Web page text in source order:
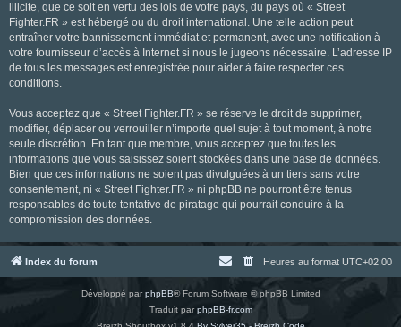
illicite, que ce soit en vertu des lois de votre pays, du pays où « Street
Fighter.FR » est hébergé ou du droit international. Une telle action peut
entraîner votre bannissement immédiat et permanent, avec une notification à
votre fournisseur d’accès à Internet si nous le jugeons nécessaire. L’adresse IP
de tous les messages est enregistrée pour aider à faire respecter ces
conditions.
Vous acceptez que « Street Fighter.FR » se réserve le droit de supprimer,
modifier, déplacer ou verrouiller n’importe quel sujet à tout moment, à notre
seule discrétion. En tant que membre, vous acceptez que toutes les
informations que vous saisissez soient stockées dans une base de données.
Bien que ces informations ne soient pas divulguées à un tiers sans votre
consentement, ni « Street Fighter.FR » ni phpBB ne pourront être tenus
responsables de toute tentative de piratage qui pourrait conduire à la
compromission des données.
Index du forum Heures au format UTC+02:00
Développé parphpBB® Forum Software © phpBB Limited
Traduit parphpBB-fr.com